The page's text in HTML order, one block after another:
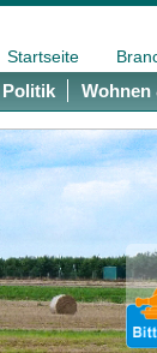
Startseite
Wohnen